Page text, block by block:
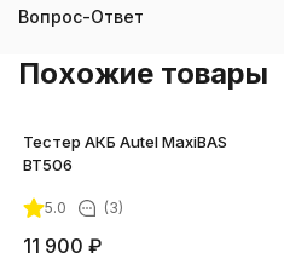
Вопрос-Ответ
Похожие товары
Тестер АКБ Autel MaxiBAS
BT506
5.0 (3)
11 900 ₽